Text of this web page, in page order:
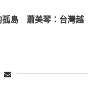
孤島 蕭美琴：台灣越